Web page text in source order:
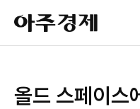
아
주
경
올드 스페이스